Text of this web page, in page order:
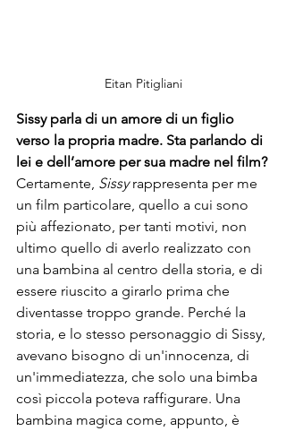
Eitan Pitigliani
Sissy parla di un amore di un figlio
verso la propria madre. Sta parlando di
lei e dell’amore per sua madre nel film?
Certamente, Sissy rappresenta per me
un film particolare, quello a cui sono
più affezionato, per tanti motivi, non
ultimo quello di averlo realizzato con
una bambina al centro della storia, e di
essere riuscito a girarlo prima che
diventasse troppo grande. Perché la
storia, e lo stesso personaggio di Sissy,
avevano bisogno di un'innocenza, di
un'immediatezza, che solo una bimba
così piccola poteva raffigurare. Una
bambina magica come, appunto, è